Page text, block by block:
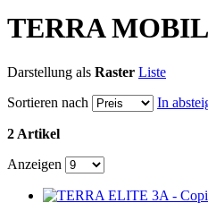
TERRA
Darstellung als Raster Liste
Sortieren nach
In
2 Artikel
Anzeigen